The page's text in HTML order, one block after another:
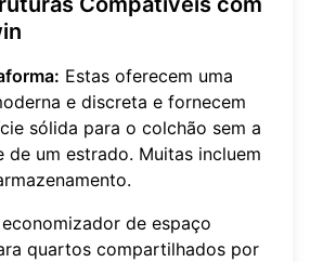
Estas oferecem uma
e discreta e fornecem
sólida para o colchão sem a
de um estrado. Muitas incluem
economizador de espaço
quartos compartilhados por